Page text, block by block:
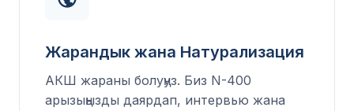
Жарандык жана Натурализация
АКШ жараны болуңуз. Биз N-400
арызыңызды даярдап, интервью жана